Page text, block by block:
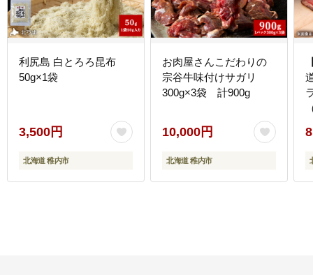
利尻島 白とろろ昆布
50g×1袋
3,500円
北海道 稚内市
お肉屋さんこだわりの
宗谷牛味付けサガリ
300g×3袋 計900g
10,000円
北海道 稚内市